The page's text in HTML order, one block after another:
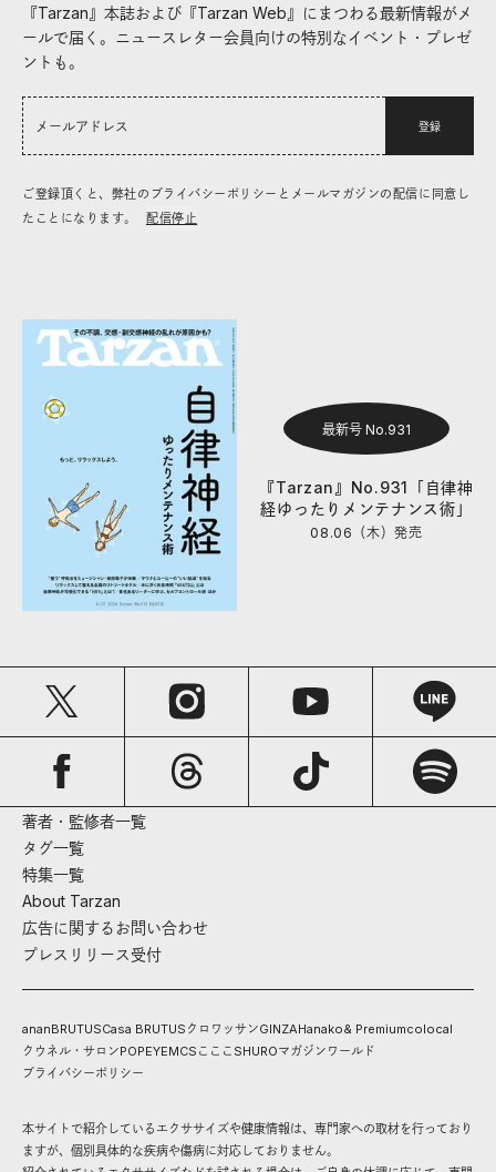
『Tarzan』本誌および『Tarzan Web』にまつわる最新情報がメ
ールで届く。ニュースレター会員向けの特別なイベント・プレゼ
ントも。
登録
ご登録頂くと、弊社のプライバシーポリシーとメールマガジンの配信に同意し
たことになります。
配信停止
最新号 No.931
『Tarzan』No.931「自律神
経ゆったりメンテナンス術」
08.06（木）発売
著者・監修者一覧
タグ一覧
特集一覧
About Tarzan
広告に関するお問い合わせ
プレスリリース受付
ananBRUTUSCasa BRUTUS クロワッサンGINZAHanako& Premiumcolocal
クウネル・サロンPOPEYEMCS こここ SHUROマガジンワールド
プライバシーポリシー
本サイトで紹介しているエクササイズや健康情報は、専門家への取材を行っており
ますが、個別具体的な疾病や傷病に対応しておりません。